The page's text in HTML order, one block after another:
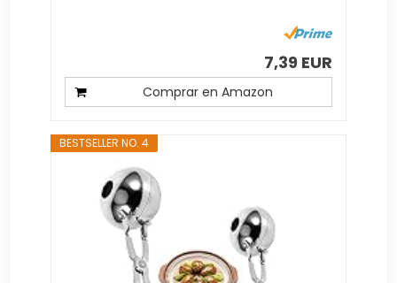
7,39 EUR
Comprar en Amazon
BESTSELLER NO. 4